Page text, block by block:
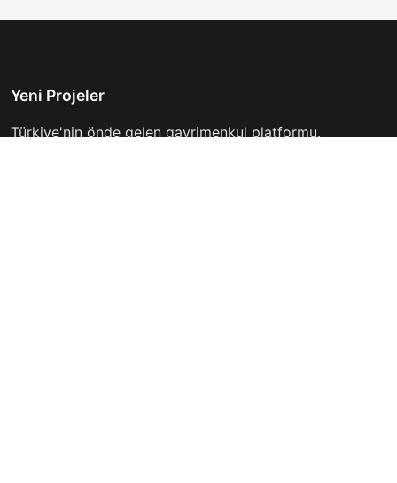
Yeni Projeler
Türkiye'nin önde gelen gayrimenkul platformu.